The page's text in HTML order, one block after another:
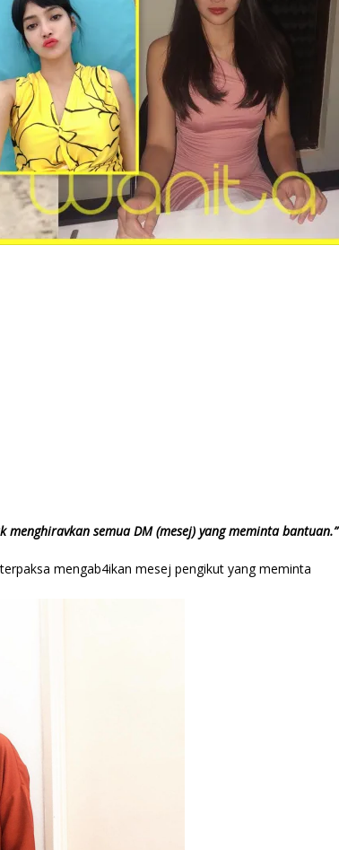
menghiravkan semua DM (mesej) yang meminta bantuan.”
mengab4ikan mesej pengikut yang meminta